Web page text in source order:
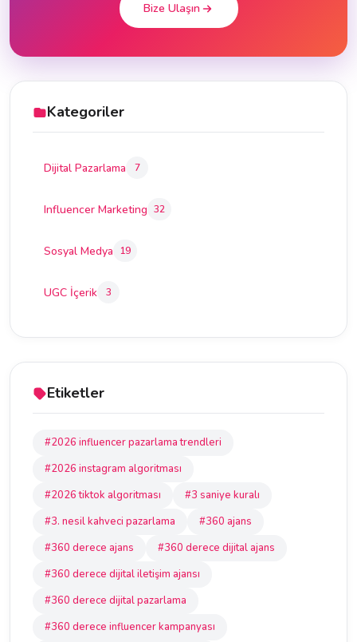
Bize Ulaşın
Kategoriler
Dijital Pazarlama 7
Influencer Marketing 32
Sosyal Medya 19
UGC İçerik 3
Etiketler
#2026 influencer pazarlama trendleri
#2026 instagram algoritması
#2026 tiktok algoritması
#3 saniye kuralı
#3. nesil kahveci pazarlama
#360 ajans
#360 derece ajans
#360 derece dijital ajans
#360 derece dijital iletişim ajansı
#360 derece dijital pazarlama
#360 derece influencer kampanyası